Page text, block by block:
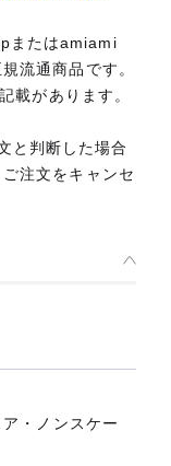
またはamiami
流通商品です。
載があります。
と判断した場合
注文をキャンセ
・ノンスケー